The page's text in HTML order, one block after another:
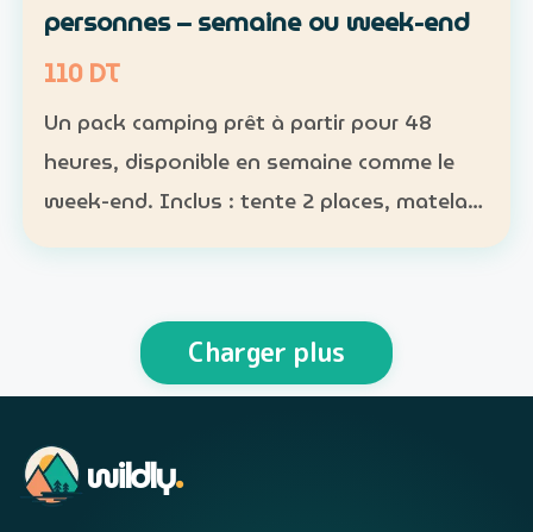
personnes – semaine ou week-end
110 DT
Un pack camping prêt à partir pour 48
heures, disponible en semaine comme le
week-end. Inclus : tente 2 places, matelas,
personnes Week-end…
Charger plus
wildly.